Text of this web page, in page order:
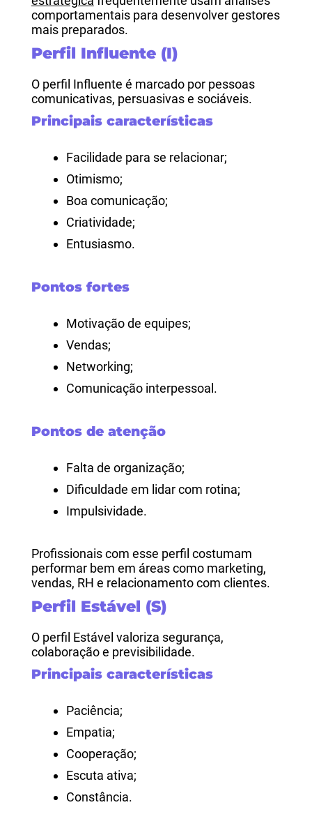
comportamentais para desenvolver gestores
mais preparados.
Perfil Influente (I)
O perfil Influente é marcado por pessoas
comunicativas, persuasivas e sociáveis.
Principais características
Facilidade para se relacionar;
Otimismo;
Boa comunicação;
Criatividade;
Entusiasmo.
Pontos fortes
Motivação de equipes;
Vendas;
Networking;
Comunicação interpessoal.
Pontos de atenção
Falta de organização;
Dificuldade em lidar com rotina;
Impulsividade.
Profissionais com esse perfil costumam
performar bem em áreas como marketing,
vendas, RH e relacionamento com clientes.
Perfil Estável (S)
O perfil Estável valoriza segurança,
colaboração e previsibilidade.
Principais características
Paciência;
Empatia;
Cooperação;
Escuta ativa;
Constância.